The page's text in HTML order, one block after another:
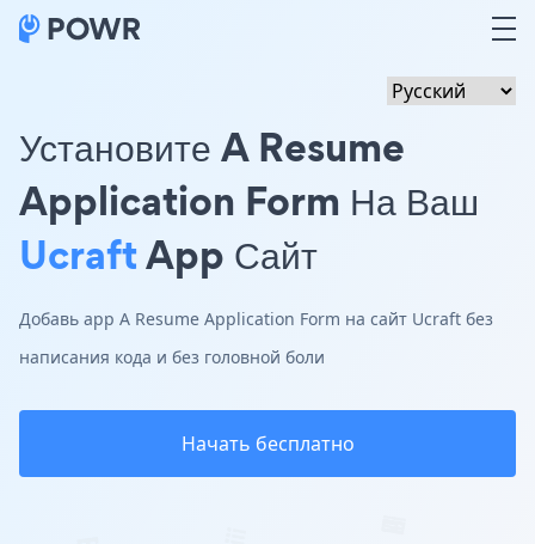
Установите A Resume
Application Form На Ваш
UcraftApp Сайт
Добавь app A Resume Application Form на сайт Ucraft без
написания кода и без головной боли
Начать бесплатно